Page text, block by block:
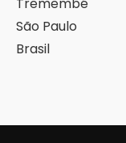
Tremembé
São Paulo
Brasil